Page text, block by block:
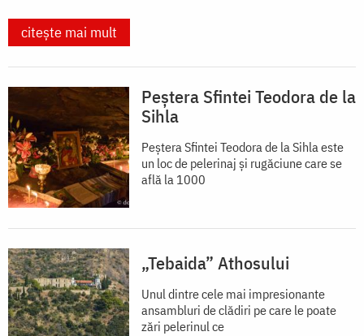
citește mai mult
Peștera Sfintei Teodora de la
Sihla
Peștera Sfintei Teodora de la Sihla este
un loc de pelerinaj și rugăciune care se
află la 1000
„Tebaida” Athosului
Unul dintre cele mai impresionante
ansambluri de clădiri pe care le poate
zări pelerinul ce